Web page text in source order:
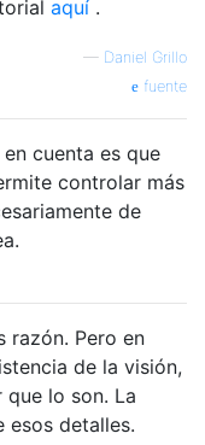
aquí .
— Daniel Grillo
fuente
cuenta es que
controlar más
de
razón. Pero en
de la visión,
que lo son. La
esos detalles.